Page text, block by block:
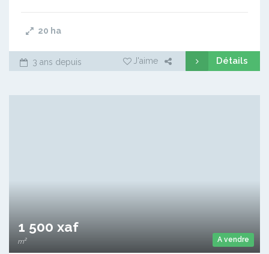
20 ha
3 ans depuis J'aime Détails
A vendre
1 500 xaf
m²